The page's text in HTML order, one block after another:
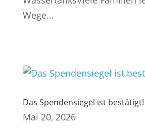
Wege...
Das Spendensiegel ist bestätigt!
Mai 20, 2026